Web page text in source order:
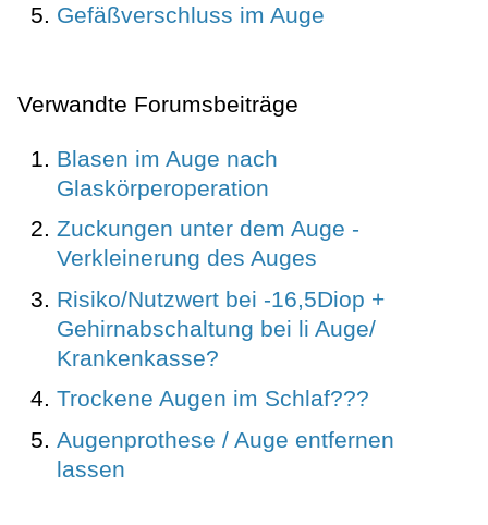
Gefäßverschluss im Auge
Verwandte Forumsbeiträge
Blasen im Auge nach
Glaskörperoperation
Zuckungen unter dem Auge -
Verkleinerung des Auges
Risiko/Nutzwert bei -16,5Diop +
Gehirnabschaltung bei li Auge/
Krankenkasse?
Trockene Augen im Schlaf???
Augenprothese / Auge entfernen
lassen